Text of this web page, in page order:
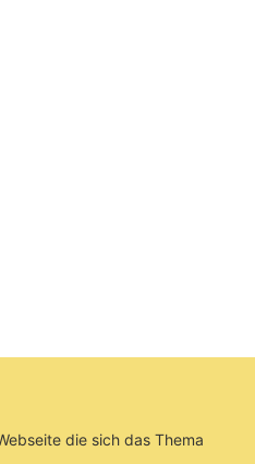
die sich das Thema